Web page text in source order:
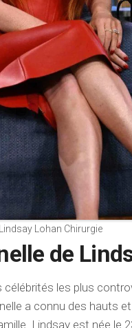
Lindsay Lohan Chirurgie
de
célébrités les plus
a connu des hauts
Lindsay est née le